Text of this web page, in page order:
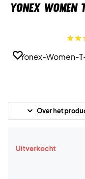
Yonex Women
Over het
Uitverkocht